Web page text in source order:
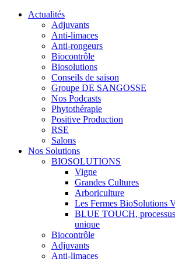
Actualités
Adjuvants
Anti-limaces
Anti-rongeurs
Biocontrôle
Biosolutions
Conseils de saison
Groupe DE SANGOSSE
Nos Podcasts
Phytothérapie
Positive Production
RSE
Salons
Nos Solutions
BIOSOLUTIONS
Vigne
Grandes Cultures
Arboriculture
Les Fermes BioSolutions
BLUE TOUCH,
unique
Biocontrôle
Adjuvants
Anti-limaces